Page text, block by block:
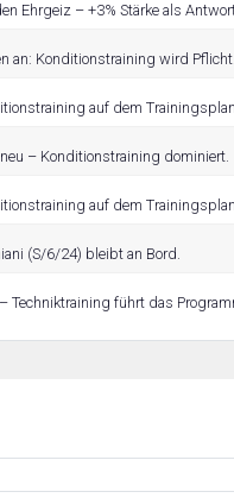
Ehrgeiz – +3% Stärke als
an: Konditionstraining wird Pflicht.
auf dem
– Konditionstraining dominiert.
auf dem
(S/6/24) bleibt an Bord.
Techniktraining führt das